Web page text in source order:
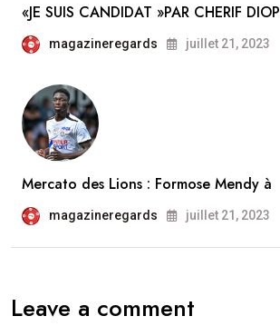
«JE SUIS CANDIDAT »PAR CHERIF DIOP
magazineregards juillet 21, 2023
Mercato des Lions : Formose Mendy à
magazineregards juillet 21, 2023
Leave a comment